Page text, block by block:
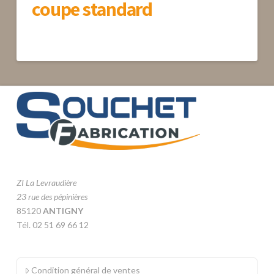
coupe standard
ZI La Levraudière
23 rue des pépinières
85120ANTIGNY
Tél. 02 51 69 66 12
Condition général de ventes